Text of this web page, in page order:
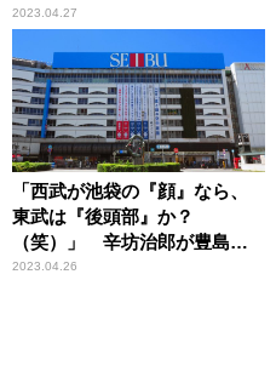
2023.04.27
「西武が池袋の『顔』なら、
東武は『後頭部』か？
（笑）」 辛坊治郎が豊島区
長の就任会見にチクリ
2023.04.26